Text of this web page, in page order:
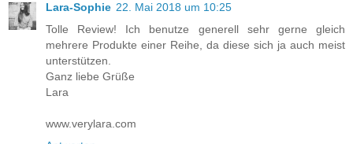
Lara-Sophie 22. Mai 2018 um 10:25
Tolle Review! Ich benutze generell sehr gerne gleich
mehrere Produkte einer Reihe, da diese sich ja auch meist
unterstützen.
Ganz liebe Grüße
Lara
www.verylara.com